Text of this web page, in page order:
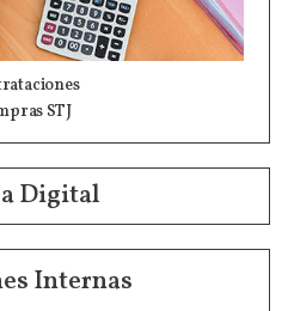
STJ
Digital
Internas